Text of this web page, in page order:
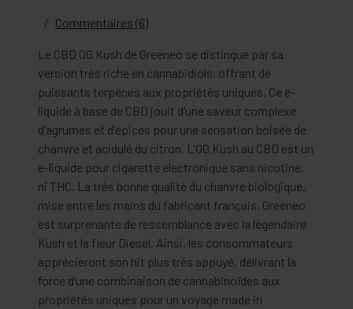
Commentaires (6)
Le CBD OG Kush de Greeneo se distingue par sa
version très riche en cannabidiols, offrant de
puissants terpènes aux propriétés uniques. Ce e-
liquide à base de CBD jouit d’une saveur complexe
d’agrumes et d'épices pour une sensation boisée de
chanvre et acidulé du citron. L'OG Kush au CBD est un
e-liquide pour cigarette electronique sans nicotine,
ni THC. La très bonne qualité du chanvre biologique,
mise entre les mains du fabricant français, Greeneo
est surprenante de ressemblance avec la légendaire
Kush et la fleur Diesel. Ainsi, les consommateurs
apprécieront son hit plus très appuyé, délivrant la
force d’une combinaison de cannabinoïdes aux
propriétés uniques pour un voyage made in